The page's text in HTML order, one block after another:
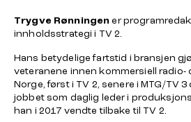
Trygve Rønningen er
innholdsstrategi i TV 2.
Hans betydelige fartstid i bransjen
veteranene innen kommersiell radio-
Norge, først i TV 2, senere i MTG/TV
jobbet som daglig leder i
han i 2017 vendte tilbake til TV 2.